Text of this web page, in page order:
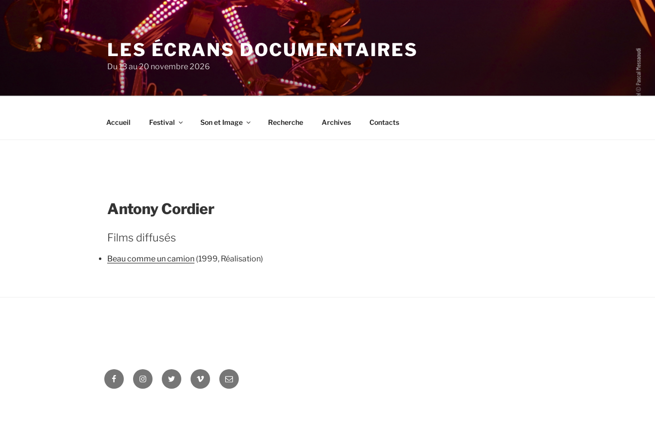
au
contenu
principal
LES ÉCRANS DOCUMENTAIRES
Du 13 au 20 novembre 2026
Accueil Festival Son et Image Recherche Archives Contacts
Antony Cordier
Films diffusés
Beau comme un camion (1999, Réalisation)
FacebookInstagramTwitter Vimeo Newsletter